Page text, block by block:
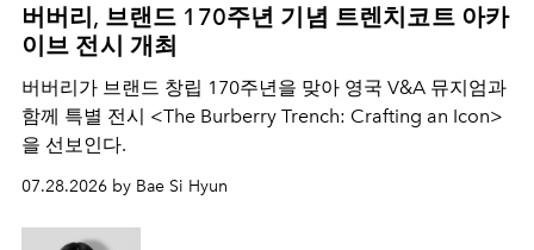
버버리, 브랜드 170주년 기념 트렌치코트 아카
이브 전시 개최
버버리가 브랜드 창립 170주년을 맞아 영국 V&A 뮤지엄과
함께 특별 전시 <The Burberry Trench: Crafting an Icon>
을 선보인다.
07.28.2026 by Bae Si Hyun